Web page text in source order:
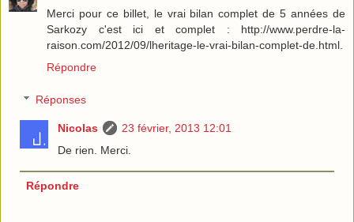
Merci pour ce billet, le vrai bilan complet de 5 années de
Sarkozy c'est ici et complet : http://www.perdre-la-
raison.com/2012/09/lheritage-le-vrai-bilan-complet-de.html.
Répondre
Réponses
Nicolas
23 février, 2013 12:01
De rien. Merci.
Répondre